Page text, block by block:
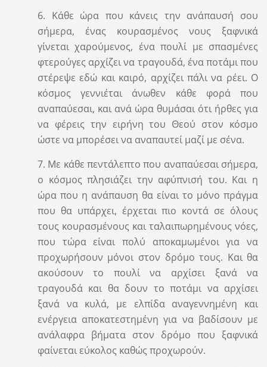
6. Κάθε ώρα που κάνεις την ανάπαυσή σου
σήμερα, ένας κουρασμένος νους ξαφνικά
γίνεται χαρούμενος, ένα πουλί με σπασμένες
φτερούγες αρχίζει να τραγουδά, ένα ποτάμι που
στέρεψε εδώ και καιρό, αρχίζει πάλι να ρέει. Ο
κόσμος γεννιέται άνωθεν κάθε φορά που
αναπαύεσαι, και ανά ώρα θυμάσαι ότι ήρθες για
να φέρεις την ειρήνη του Θεού στον κόσμο
ώστε να μπορέσει να αναπαυτεί μαζί με σένα.
7. Με κάθε πεντάλεπτο που αναπαύεσαι σήμερα,
ο κόσμος πλησιάζει την αφύπνισή του. Και η
ώρα που η ανάπαυση θα είναι το μόνο πράγμα
που θα υπάρχει, έρχεται πιο κοντά σε όλους
τους κουρασμένους και ταλαιπωρημένους νόες,
που τώρα είναι πολύ αποκαμωμένοι για να
προχωρήσουν μόνοι στον δρόμο τους. Και θα
ακούσουν το πουλί να αρχίσει ξανά να
τραγουδά και θα δουν το ποτάμι να αρχίσει
ξανά να κυλά, με ελπίδα αναγεννημένη και
ενέργεια αποκατεστημένη για να βαδίσουν με
ανάλαφρα βήματα στον δρόμο που ξαφνικά
φαίνεται εύκολος καθώς προχωρούν.